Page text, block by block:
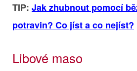
TIP: Jak zhubnout pomocí
potravin? Co jíst a co nejíst?
Libové maso